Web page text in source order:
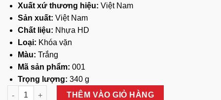
Xuất xứ thương hiệu: Việt Nam
Sản xuất: Việt Nam
Chất liệu: Nhựa HD
Loại: Khóa vặn
Màu: Trắng
Mã sản phẩm: 001
Trọng lượng: 340 g
Nón Bảo Hộ Bảo Bình N013 Nút Vặn số lượng
THÊM VÀO GIỎ HÀNG